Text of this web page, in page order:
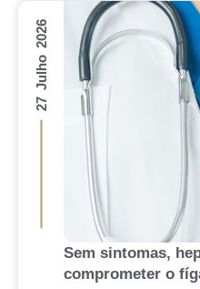
Sem sintomas,
comprometer o
27 Julho 2026